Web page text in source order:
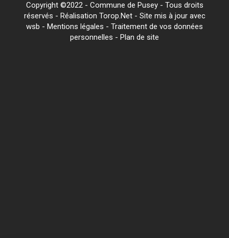
Copyright ©2022 - Commune de Pusey - Tous droits
réservés - Réalisation Torop.Net - Site mis à jour avec
wsb - Mentions légales - Traitement de vos données
personnelles - Plan de site